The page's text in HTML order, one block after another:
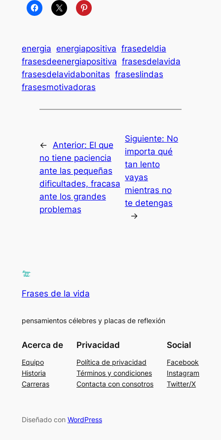
energia energiapositiva frasedeldia
frasesdeenergiapositiva frasesdelavida
frasesdelavidabonitas fraseslindas
frasesmotivadoras
← Anterior: El que
no tiene paciencia
ante las pequeñas
dificultades, fracasa
ante los grandes
problemas
Siguiente: No
importa qué
tan lento
vayas
mientras no
te detengas
→
Frases de la vida
pensamientos célebres y placas de reflexión
Acerca de
Equipo
Historia
Carreras
Privacidad
Política de privacidad
Términos y condiciones
Contacta con consotros
Social
Facebook
Instagram
Twitter/X
Diseñado con WordPress